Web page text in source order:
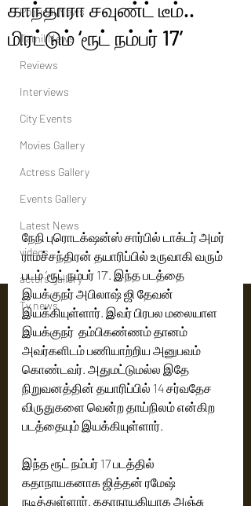
Political News
Tamil News
Reviews
Interviews
City Events
Movies Gallery
Actress Gallery
Events Gallery
Latest News
videos
actors gallery
Tv news
காந்தாரா சவுண்ட் டீம்..
மிரட்டும் ‘ரூட் நம்பர் 17’
நேநி புரொடக்‌ஷன்ஸ் சார்பில் டாக்டர் அமர்
ராமச்சந்திரன் தயாரிப்பில் உருவாகி வரும்
படம் ‘ரூட் நம்பர் 17’. இந்த படத்தை
இயக்குநர் அபிலாஷ் ஜி தேவன்
இயக்கியுள்ளார். இவர் பிரபல மலையாள
இயக்குநர்  தம்பிகண்ணம் தானம்
அவர்களிடம் பணியாற்றிய அனுபவம்
கொண்டவர். அதுமட்டுமல்ல இதே
நிறுவனத்தின் தயாரிப்பில் 14 சர்வதேச
விருதுகளை வென்ற தாய்நிலம் என்கிற
படத்தையும் இயக்கியுள்ளார்.
இந்த ரூட் நம்பர் 17 படத்தில்
கதாநாயகனாக ஜித்தன் ரமேஷ்
நடித்துள்ளார். கதாநாயகியாக அஞ்சு